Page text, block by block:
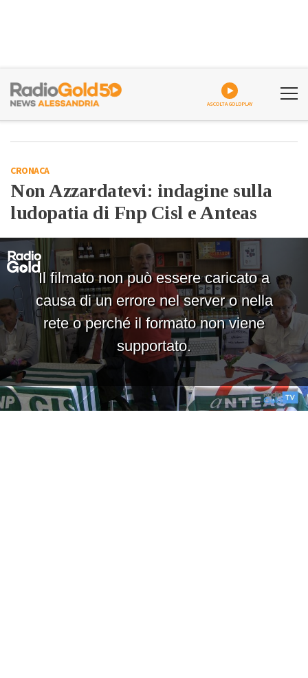
ASCOLTA GOLDPLAY
CRONACA
Non Azzardatevi: indagine sulla
ludopatia di Fnp Cisl e Anteas